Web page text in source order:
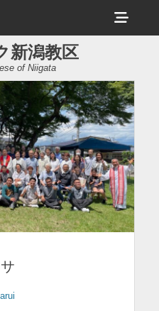
ヘ
ッ
ー
サ
イ
ド
バ
ー
コ
新潟教区
of Niigata